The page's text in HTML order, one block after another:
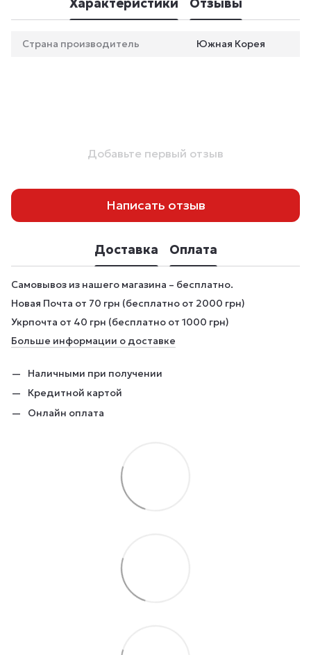
Характеристики Отзывы
Страна производитель Южная Корея
Добавьте первый отзыв
Написать отзыв
Доставка Оплата
Самовывоз из нашего магазина – бесплатно.
Новая Почта от 70 грн (бесплатно от 2000 грн)
Укрпочта от 40 грн (бесплатно от 1000 грн)
Больше информации о доставке
Наличными при получении
Кредитной картой
Онлайн оплата